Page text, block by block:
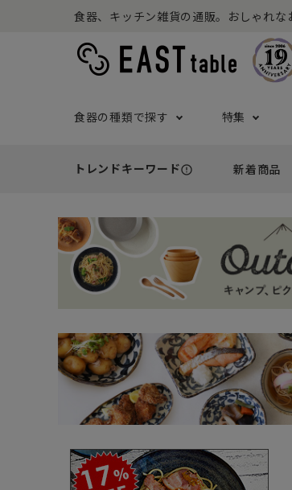
食器、キッチン雑貨の通販。おしゃれ
食器の種類で探す
- 小皿
- 中皿・取り皿・ケーキ皿
- 大皿
- カレー・パスタ皿
箸・カトラリー・雑貨など
- 箸
- 箸置き
- カトラリー
特集
基本の食器特集
和食器セット
こども食器セット
- ～2,999円
- 3,000円～4,999円
- 5,000円～9,999円
トレンドキーワードerror_outline 新着商品